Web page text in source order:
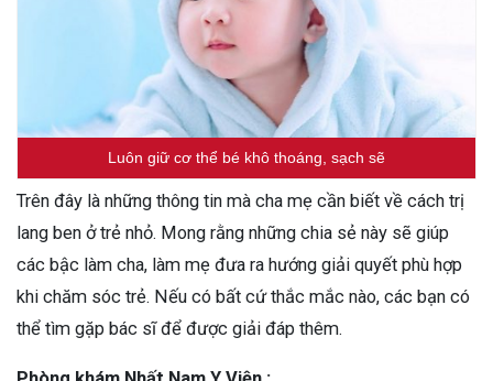
Luôn giữ cơ thể bé khô thoáng, sạch sẽ
Trên đây là những thông tin mà cha mẹ cần biết về cách trị
lang ben ở trẻ nhỏ. Mong rằng những chia sẻ này sẽ giúp
các bậc làm cha, làm mẹ đưa ra hướng giải quyết phù hợp
khi chăm sóc trẻ. Nếu có bất cứ thắc mắc nào, các bạn có
thể tìm gặp bác sĩ để được giải đáp thêm.